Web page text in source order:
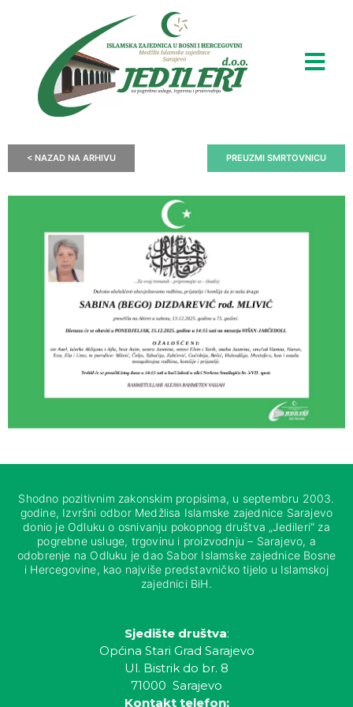
< NAZAD NA ARHIVU PREUZMI SMRTOVNICU
Shodno pozitivnim zakonskim propisima, u septembru 2003.
godine, Izvršni odbor Medžlisa Islamske zajednice Sarajevo
donio je Odluku o osnivanju pokopnog društva „Jedileri“ za
pogrebne usluge, trgovinu i proizvodnju – Sarajevo, a
odobrenje na Odluku je dao Sabor Islamske zajednice Bosne
i Hercegovine, kao najviše predstavničko tijelo u Islamskoj
zajednici BiH.
Sjedište društva:
Općina Stari Grad Sarajevo
Ul. Bistrik do br. 8
71000 Sarajevo
Kontakt telefon: